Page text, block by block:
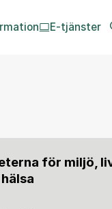
E-tjänster
för miljö,